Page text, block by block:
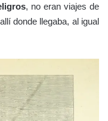
, no eran viajes de
donde llegaba, al igual